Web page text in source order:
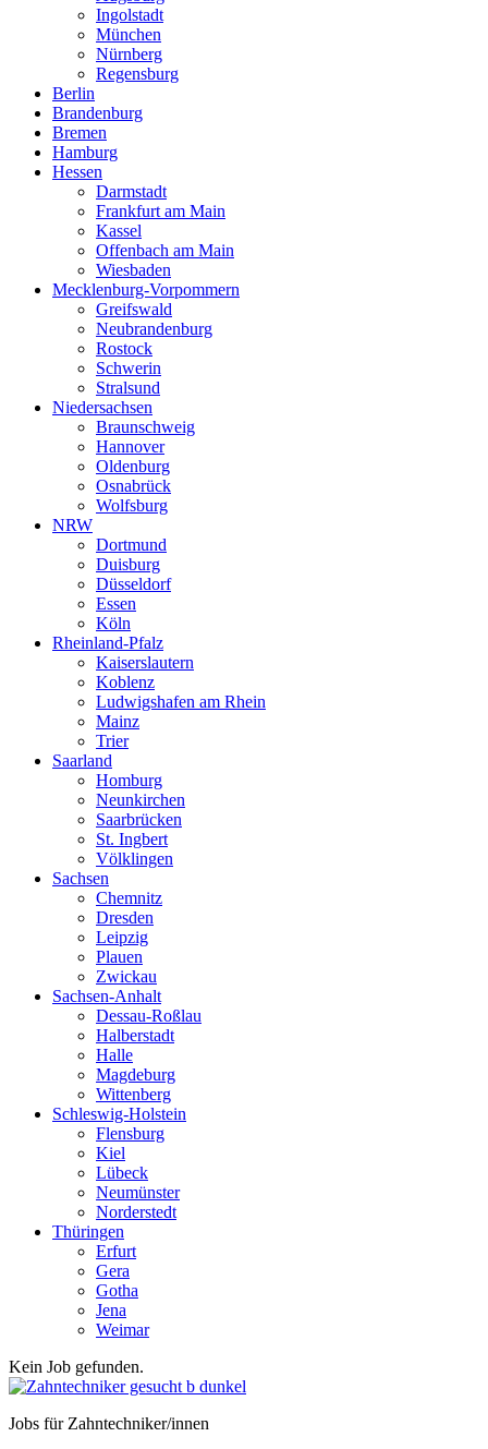
Ingolstadt
München
Nürnberg
Regensburg
Berlin
Brandenburg
Bremen
Hamburg
Hessen
Darmstadt
Frankfurt am Main
Kassel
Offenbach am Main
Wiesbaden
Mecklenburg-Vorpommern
Greifswald
Neubrandenburg
Rostock
Schwerin
Stralsund
Niedersachsen
Braunschweig
Hannover
Oldenburg
Osnabrück
Wolfsburg
NRW
Dortmund
Duisburg
Düsseldorf
Essen
Köln
Rheinland-Pfalz
Kaiserslautern
Koblenz
Ludwigshafen am Rhein
Mainz
Trier
Saarland
Homburg
Neunkirchen
Saarbrücken
St. Ingbert
Völklingen
Sachsen
Chemnitz
Dresden
Leipzig
Plauen
Zwickau
Sachsen-Anhalt
Dessau-Roßlau
Halberstadt
Halle
Magdeburg
Wittenberg
Schleswig-Holstein
Flensburg
Kiel
Lübeck
Neumünster
Norderstedt
Thüringen
Erfurt
Gera
Gotha
Jena
Weimar
Kein Job gefunden.
Jobs für Zahntechniker/innen